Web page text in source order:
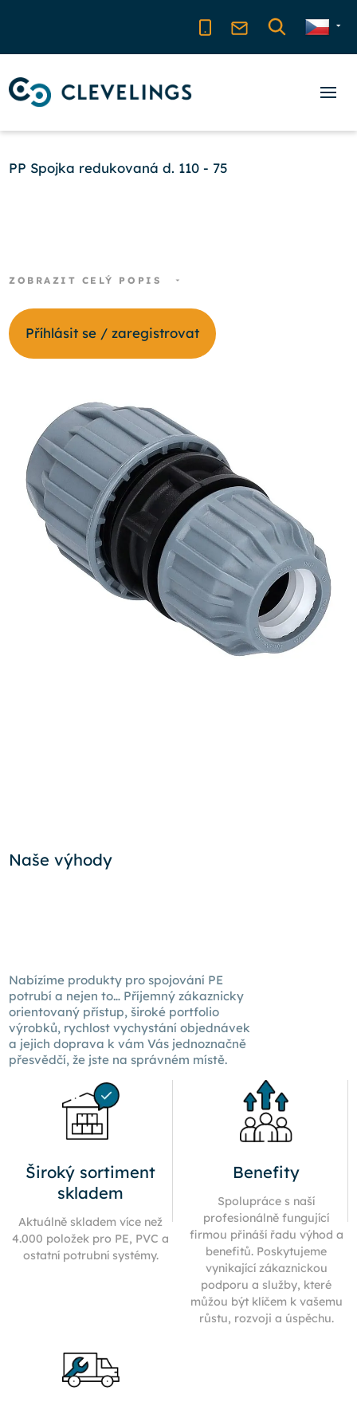
PP Spojka redukovaná d. 110 - 75
ZOBRAZIT CELÝ POPIS
Příhlásit se / zaregistrovat
Naše výhody
Nabízíme produkty pro spojování PE
potrubí a nejen to… Příjemný zákaznicky
orientovaný přístup, široké portfolio
výrobků, rychlost vychystání objednávek
a jejich doprava kvám Vás jednoznačně
přesvědčí, že jste na správném místě.
Široký sortiment
skladem
Aktuálně skladem více než
4.000 položek pro PE, PVC a
ostatní potrubní systémy.
Benefity
Spolupráce s naší
profesionálně fungující
firmou přináší řadu výhod a
benefitů. Poskytujeme
vynikající zákaznickou
podporu a služby, které
můžou být klíčem k vašemu
růstu, rozvoji a úspěchu.